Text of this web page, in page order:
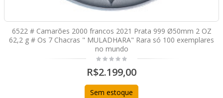
6522 # Camarões 2000 francos 2021 Prata 999 Ø50mm 2 OZ
62,2 g # Os 7 Chacras " MULADHARA" Rara só 100 exemplares
no mundo
R$2.199,00
Sem estoque